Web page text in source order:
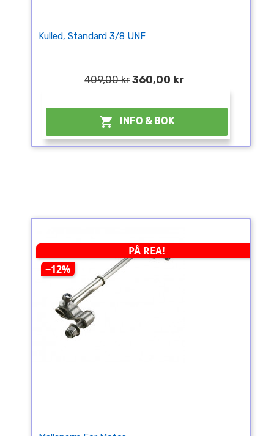
Kulled, Standard 3/8 UNF
409,00 kr 360,00 kr
 INFO & BOK
PÅ REA!
−12%